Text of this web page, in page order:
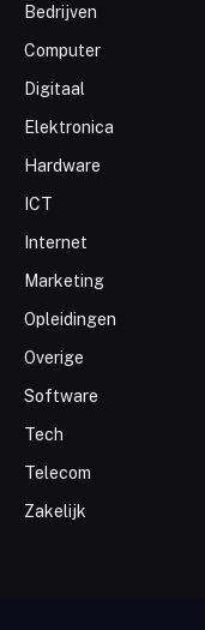
Bedrijven
Computer
Digitaal
Elektronica
Hardware
ICT
Internet
Marketing
Opleidingen
Overige
Software
Tech
Telecom
Zakelijk